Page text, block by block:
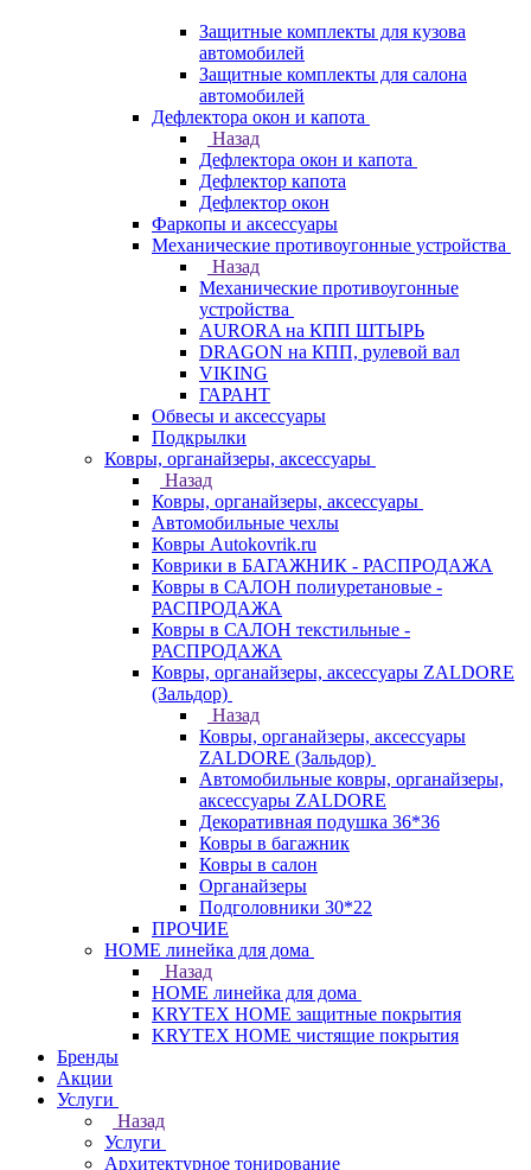
Защитные комплекты для кузова
автомобилей
Защитные комплекты для салона
автомобилей
Дефлектора окон и капота
Назад
Дефлектора окон и капота
Дефлектор капота
Дефлектор окон
Фаркопы и аксессуары
Механические противоугонные устройства
Назад
Механические противоугонные
устройства
AURORA на КПП ШТЫРЬ
DRAGON на КПП, рулевой вал
VIKING
ГАРАНТ
Обвесы и аксессуары
Подкрылки
Ковры, органайзеры, аксессуары
Назад
Ковры, органайзеры, аксессуары
Автомобильные чехлы
Ковры Autokovrik.ru
Коврики в БАГАЖНИК - РАСПРОДАЖА
Ковры в САЛОН полиуретановые -
РАСПРОДАЖА
Ковры в САЛОН текстильные -
РАСПРОДАЖА
Ковры, органайзеры, аксессуары ZALDORE
(Зальдор)
Назад
Ковры, органайзеры, аксессуары
ZALDORE (Зальдор)
Автомобильные ковры, органайзеры,
аксессуары ZALDORE
Декоративная подушка 36*36
Ковры в багажник
Ковры в салон
Органайзеры
Подголовники 30*22
ПРОЧИЕ
HOME линейка для дома
Назад
HOME линейка для дома
KRYTEX HOME защитные покрытия
KRYTEX HOME чистящие покрытия
Бренды
Акции
Услуги
Назад
Услуги
Архитектурное тонирование